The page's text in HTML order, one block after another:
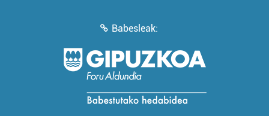
Babesleak: